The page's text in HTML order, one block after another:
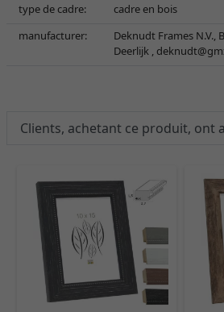
type de cadre:
cadre en bois
manufacturer:
Deknudt Frames N.V.,
Deerlijk ,
Clients, achetant ce produit, ont